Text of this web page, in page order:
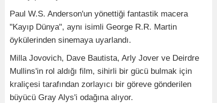
Paul W.S. Anderson'un yönettiği fantastik macera
"Kayıp Dünya", aynı isimli George R.R. Martin
öykülerinden sinemaya uyarlandı.
Milla Jovovich, Dave Bautista, Arly Jover ve Deirdre
Mullins'in rol aldığı film, sihirli bir gücü bulmak için
kraliçesi tarafından zorlayıcı bir göreve gönderilen
büyücü Gray Alys'i odağına alıyor.